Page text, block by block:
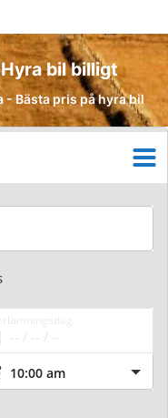
bil billigt
- Bästa pris på hyra bil